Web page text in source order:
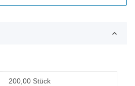
200,00 Stück